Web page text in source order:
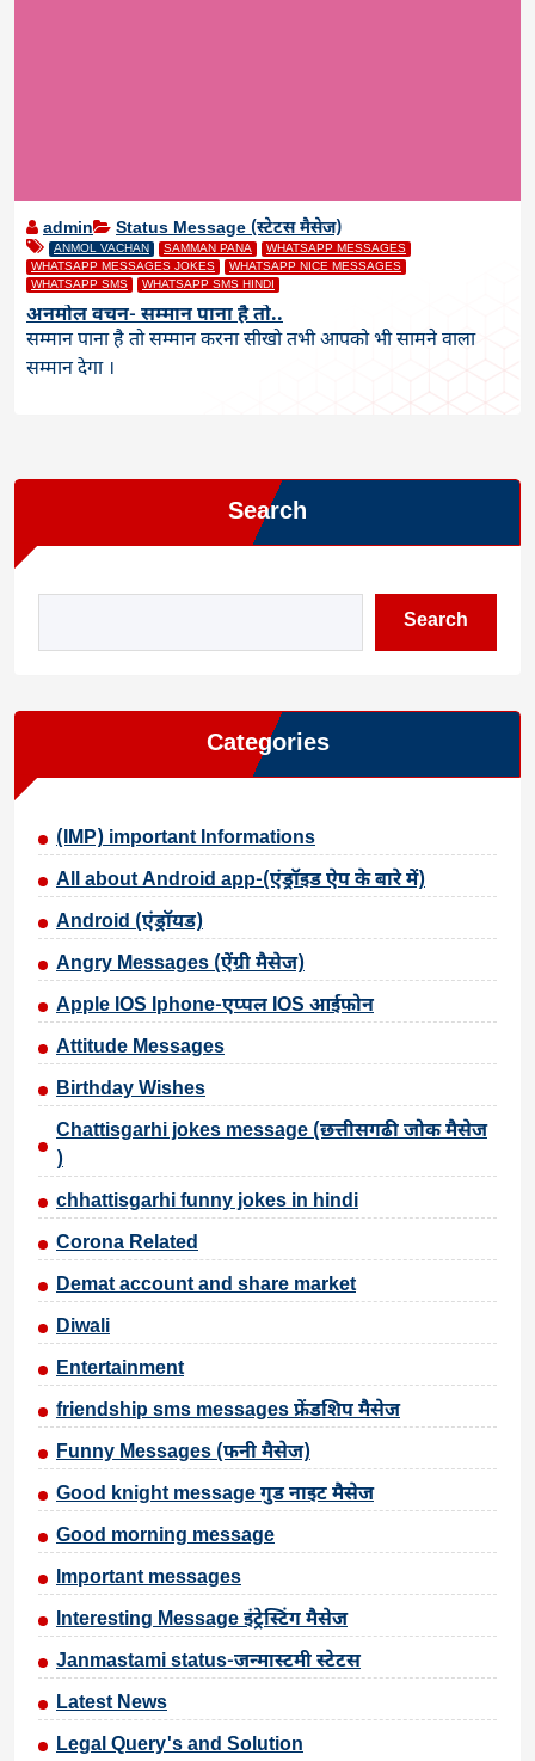
admin Status Message (स्टेटस मैसेज)
ANMOL VACHAN SAMMAN PANA
WHATSAPP MESSAGES
WHATSAPP MESSAGES JOKES
WHATSAPP NICE MESSAGES
WHATSAPP SMS
WHATSAPP SMS HINDI
अनमोल वचन- सम्मान पाना है तो..
सम्मान पाना है तो सम्मान करना सीखो तभी आपको भी सामने वाला
सम्मान देगा ।
Search
Search
Categories
(IMP) important Informations
All about Android app-(एंड्रॉइड ऐप के बारे में)
Android (एंड्रॉयड)
Angry Messages (ऐंग्री मैसेज)
Apple IOS Iphone-एप्पल IOS आईफोन
Attitude Messages
Birthday Wishes
Chattisgarhi jokes message (छत्तीसगढी जोक मैसेज
)
chhattisgarhi funny jokes in hindi
Corona Related
Demat account and share market
Diwali
Entertainment
friendship sms messages फ्रेंडशिप मैसेज
Funny Messages (फनी मैसेज)
Good knight message गुड नाइट मैसेज
Good morning message
Important messages
Interesting Message इंट्रेस्टिंग मैसेज
Janmastami status-जन्मास्टमी स्टेटस
Latest News
Legal Query's and Solution